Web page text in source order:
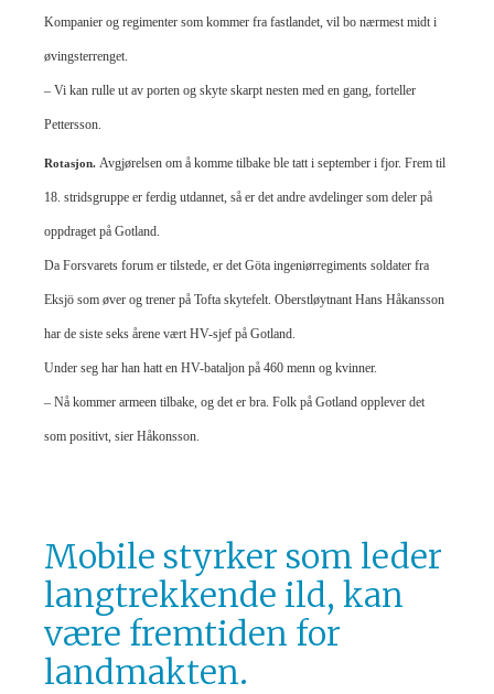
Kompanier og regimenter som kommer fra fastlandet, vil bo nærmest midt i
øvingsterrenget.
– Vi kan rulle ut av porten og skyte skarpt nesten med en gang, forteller
Pettersson.
Rotasjon. Avgjørelsen om å komme tilbake ble tatt i september i fjor. Frem til
18. stridsgruppe er ferdig utdannet, så er det andre avdelinger som deler på
oppdraget på Gotland.
Da Forsvarets forum er tilstede, er det Göta ingeniørregiments soldater fra
Eksjö som øver og trener på Tofta skytefelt. Oberstløytnant Hans Håkansson
har de siste seks årene vært HV-sjef på Gotland.
Under seg har han hatt en HV-bataljon på 460 menn og kvinner.
– Nå kommer armeen tilbake, og det er bra. Folk på Gotland opplever det
som positivt, sier Håkonsson. ​
Mobile styrker ​som leder
langtrekkende ild, kan
være fremtiden for
landmakten.​